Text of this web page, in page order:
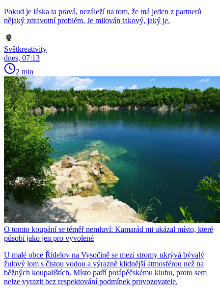
Pokud je láska ta pravá, nezáleží na tom, že má jeden z partnerů
nějaký zdravotní problém. Je milován takový, jaký je.
Světkreativity
dnes, 07:13
2 min
O tomto koupání se téměř nemluví: Kamarád mi ukázal místo, které
působí jako jen pro vyvolené
U malé obce Řídelov na Vysočině se mezi stromy ukrývá bývalý
žulový lom s čistou vodou a výrazně klidnější atmosférou než na
běžných koupalištích. Místo patří potápěčskému klubu, proto sem
nelze vyrazit bez respektování podmínek provozovatele.